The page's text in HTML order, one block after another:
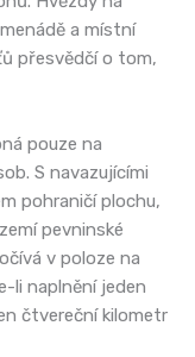
a místní
přesvědčí o tom,
pouze na
S navazujícími
pohraničí plochu,
pevninské
v poloze na
li naplnění jeden
čtvereční kilometr